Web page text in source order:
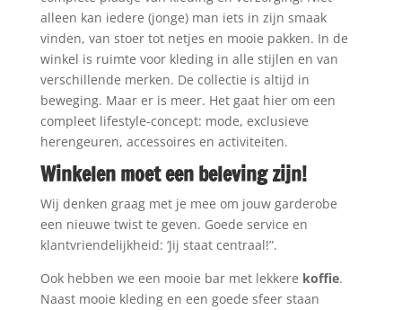
alleen kan iedere (jonge) man iets in zijn smaak
vinden, van stoer tot netjes en mooie pakken. In de
winkel is ruimte voor kleding in alle stijlen en van
verschillende merken. De collectie is altijd in
beweging. Maar er is meer. Het gaat hier om een
compleet lifestyle-concept: mode, exclusieve
herengeuren, accessoires en activiteiten.
Winkelen moet een beleving zijn!
Wij denken graag met je mee om jouw garderobe
een nieuwe twist te geven. Goede service en
klantvriendelijkheid: ‘Jij staat centraal!”.
Ook hebben we een mooie bar met lekkere koffie.
Naast mooie kleding en een goede sfeer staan